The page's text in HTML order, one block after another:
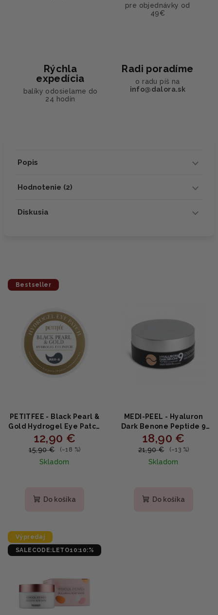
pre objednávky od
49€
Rýchla
expedícia
balíky odosielame do
24 hodín
Radi poradíme
o radu píš na
info@dalora.sk
Popis
Hodnotenie (2)
Diskusia
Bestseller
PETITFEE - Black Pearl &
Gold Hydrogel Eye Patch
- Hydrogélová maska na
očné okolie 60ks
12,90 €
15,90 € (–18 %)
Skladom
produktu
hviezdičiek.
Do košíka
MEDI-PEEL - Hyaluron
Dark Benone Peptide 9
Ampoule Eye Patch -
Hydrogélové očné
náplasti 60ks
18,90 €
21,90 € (–13 %)
Skladom
Do košíka
Výpredaj
SALECODE:LETO10:10:%